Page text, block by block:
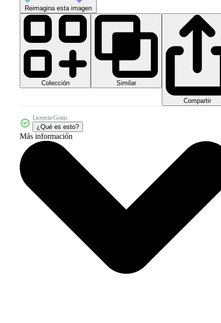
Reimagina esta imagen
Colección Similar
Compartir
Licencia Gratis
¿Qué es esto?
Más información